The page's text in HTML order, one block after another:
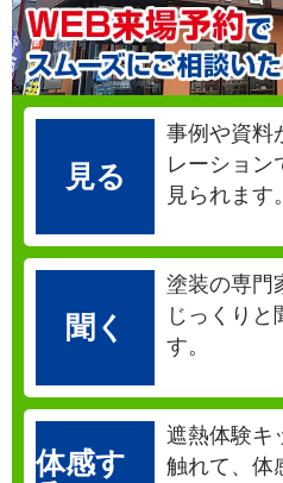
見る
事例や資料
レーション
見られます。
聞く
塗装の専門
じっくりと
す。
体感す
遮熱体験キ
触れて、体